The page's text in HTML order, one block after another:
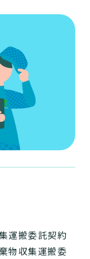
運搬委託契約
物収集運搬委